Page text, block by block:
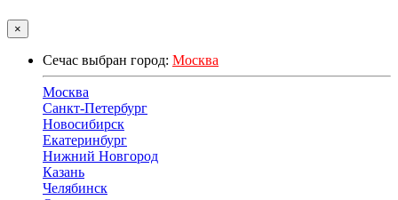
×
Сечас выбран город: Москва
Москва
Санкт-Петербург
Новосибирск
Екатеринбург
Нижний Новгород
Казань
Челябинск